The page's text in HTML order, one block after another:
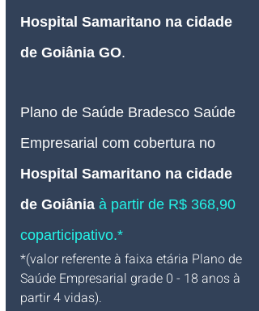
Hospital Samaritano na cidade
de Goiânia GO.
Plano de Saúde Bradesco Saúde
Empresarial com cobertura no
Hospital Samaritano na cidade
de Goiânia à partir de R$ 368,90
coparticipativo.*
*(valor referente à faixa etária Plano de
Saúde Empresarial grade 0 - 18 anos à
partir 4 vidas).